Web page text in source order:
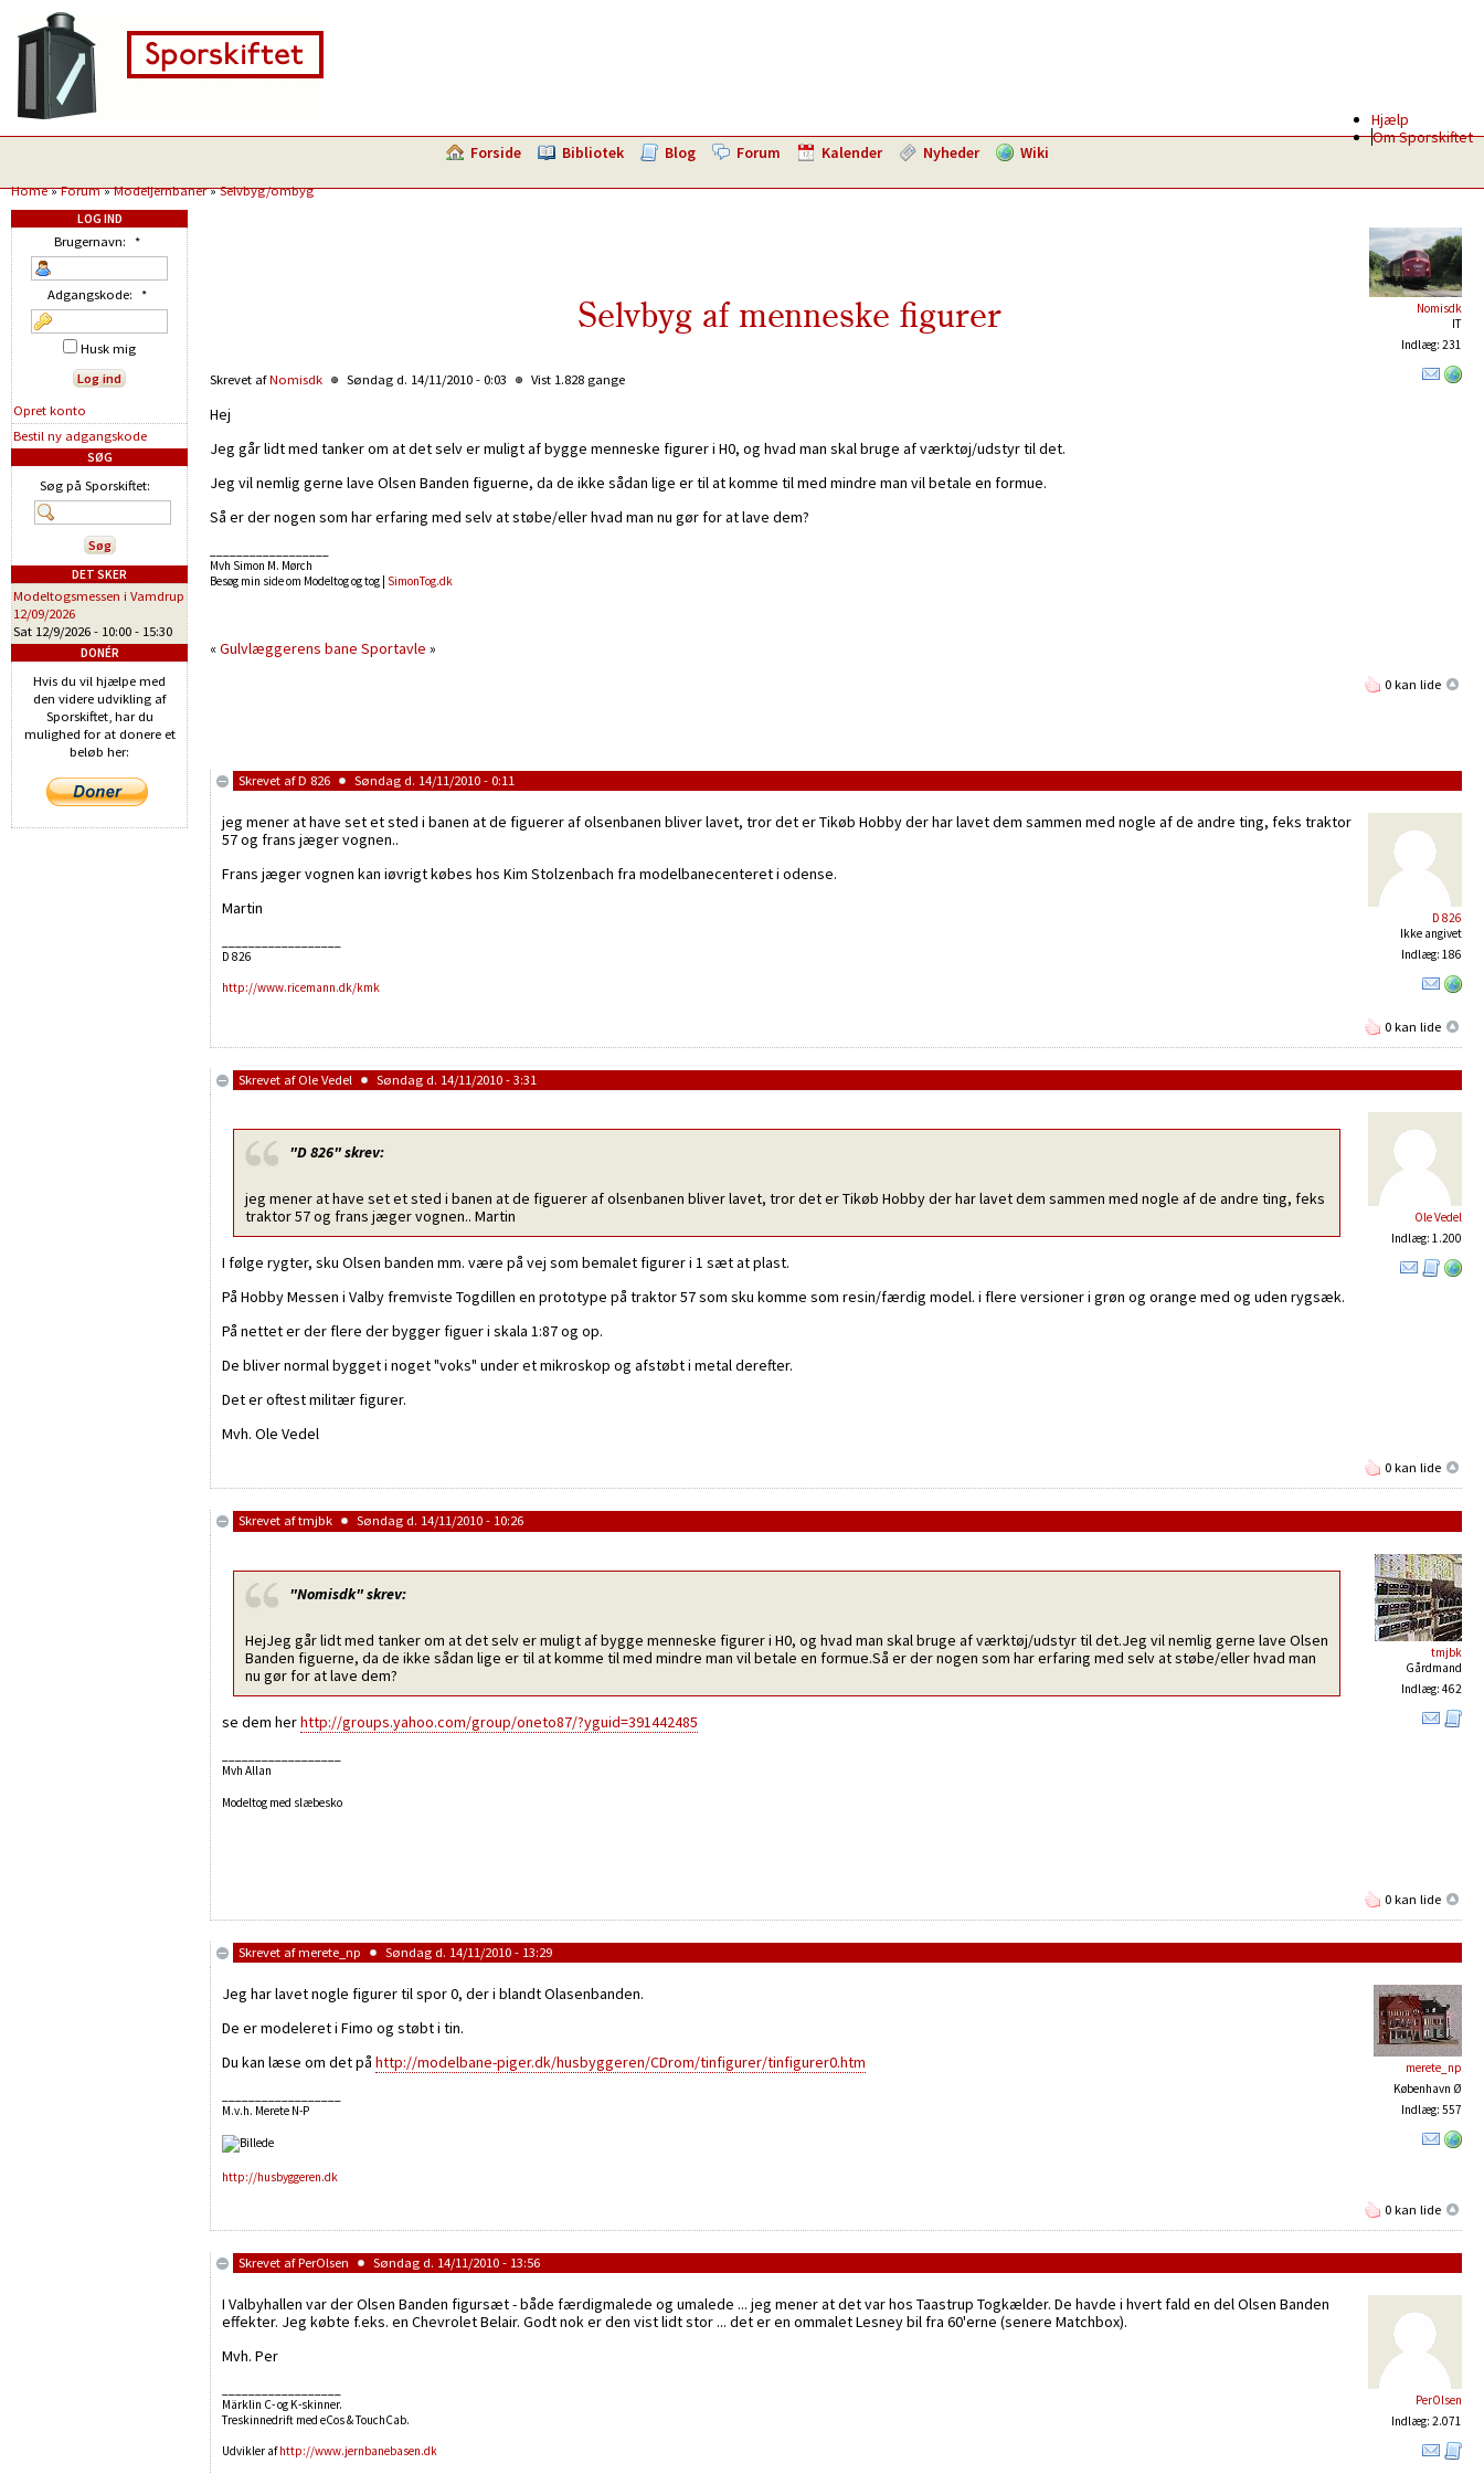
Hjælp
Om Sporskiftet
Forside Bibliotek Blog Forum Kalender Nyheder Wiki
Home»Forum»Modeljernbaner»Selvbyg/ombyg
Nomisdk
IT
Indlæg: 231
Selvbyg af menneske figurer
Skrevet afNomisdk Søndag d. 14/11/2010 - 0:03 Vist 1.828 gange
Hej
Jeg går lidt med tanker om at det selv er muligt af bygge menneske figurer i H0, og hvad man skal bruge af værktøj/udstyr til det.
Jeg vil nemlig gerne lave Olsen Banden figuerne, da de ikke sådan lige er til at komme til med mindre man vil betale en formue.
Så er der nogen som har erfaring med selv at støbe/eller hvad man nu gør for at lave dem?
Mvh Simon M. Mørch
Besøg min side om Modeltog og tog | SimonTog.dk
«Gulvlæggerens bane Sportavle »
0 kan lide
Skrevet afD 826 Søndag d. 14/11/2010 - 0:11
D 826
Ikke angivet
Indlæg: 186
jeg mener at have set et sted i banen at de figuerer af olsenbanen bliver lavet, tror det er Tikøb Hobby der har lavet dem sammen med nogle af de andre ting, feks traktor
57 og frans jæger vognen..
Frans jæger vognen kan iøvrigt købes hos Kim Stolzenbach fra modelbanecenteret i odense.
Martin
D 826
http://www.ricemann.dk/kmk
0 kan lide
Skrevet af Ole Vedel Søndag d. 14/11/2010 - 3:31
Ole Vedel
Indlæg: 1.200
"D 826"skrev:
jeg mener at have set et sted i banen at de figuerer af olsenbanen bliver lavet, tror det er Tikøb Hobby der har lavet dem sammen med nogle af de andre ting, feks
traktor 57 og frans jæger vognen.. Martin
I følge rygter, sku Olsen banden mm. være på vej som bemalet figurer i 1 sæt at plast.
På Hobby Messen i Valby fremviste Togdillen en prototype på traktor 57 som sku komme som resin/færdig model. i flere versioner i grøn og orange med og uden rygsæk.
På nettet er der flere der bygger figuer i skala 1:87 og op.
De bliver normal bygget i noget "voks" under et mikroskop og afstøbt i metal derefter.
Det er oftest militær figurer.
Mvh. Ole Vedel
0 kan lide
Skrevet aftmjbk Søndag d. 14/11/2010 - 10:26
tmjbk
Gårdmand
Indlæg: 462
"Nomisdk"skrev:
HejJeg går lidt med tanker om at det selv er muligt af bygge menneske figurer i H0, og hvad man skal bruge af værktøj/udstyr til det.Jeg vil nemlig gerne lave Olsen
Banden figuerne, da de ikke sådan lige er til at komme til med mindre man vil betale en formue.Så er der nogen som har erfaring med selv at støbe/eller hvad man
nu gør for at lave dem?
se dem herhttp://groups.yahoo.com/group/oneto87/?yguid=391442485
Mvh Allan
Modeltog med slæbesko
0 kan lide
Skrevet afmerete_np Søndag d. 14/11/2010 - 13:29
merete_np
København Ø
Indlæg: 557
Jeg har lavet nogle figurer til spor 0, der i blandt Olasenbanden.
De er modeleret i Fimo og støbt i tin.
Du kan læse om det på http://modelbane-piger.dk/husbyggeren/CDrom/tinfigurer/tinfigurer0.htm
M.v.h. Merete N-P
http://husbyggeren.dk
0 kan lide
Skrevet afPerOlsen Søndag d. 14/11/2010 - 13:56
PerOlsen
Indlæg: 2.071
I Valbyhallen var der Olsen Banden figursæt - både færdigmalede og umalede ... jeg mener at det var hos Taastrup Togkælder. De havde i hvert fald en del Olsen Banden
effekter. Jeg købte f.eks. en Chevrolet Belair. Godt nok er den vist lidt stor ... det er en ommalet Lesney bil fra 60'erne (senere Matchbox).
Mvh. Per
Märklin C- og K-skinner.
Treskinnedrift med eCos & TouchCab.
Udvikler afhttp://www.jernbanebasen.dk
LOG IND
Brugernavn: *
Adgangskode: *
Husk mig
Opret konto
Bestil ny adgangskode
SØG
Søg på Sporskiftet:
DET SKER
Modeltogsmessen i Vamdrup
12/09/2026
Sat 12/9/2026 - 10:00 - 15:30
DONÉR
Hvis du vil hjælpe med
den videre udvikling af
Sporskiftet, har du
mulighed for at donere et
beløb her: